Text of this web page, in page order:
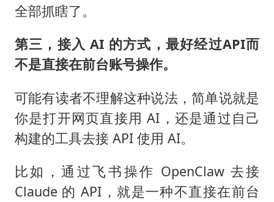
全部抓瞎了。
第三，接入 AI 的方式，最好经过API而
不是直接在前台账号操作。
可能有读者不理解这种说法，简单说就是
你是打开网页直接用 AI，还是通过自己
构建的工具去接 API 使用 AI。
比如，通过飞书操作 OpenClaw 去接
Claude 的 API，就是一种不直接在前台